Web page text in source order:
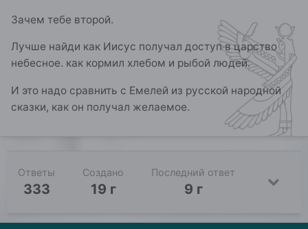
Зачем тебе второй.
Лучше найди как Иисус получал доступ в царство
небесное. как кормил хлебом и рыбой людей.
И это надо сравнить с Емелей из русской народной
сказки, как он получал желаемое.
Ответы
333
Создано
19 г
Последний ответ
9 г